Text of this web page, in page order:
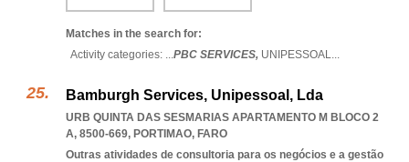
Matches in the search for:
Activity categories: ...PBC SERVICES, UNIPESSOAL...
Bamburgh Services, Unipessoal, Lda
URB QUINTA DAS SESMARIAS APARTAMENTO M BLOCO 2
A, 8500-669, PORTIMAO, FARO
Outras atividades de consultoria para os negócios e a gestão